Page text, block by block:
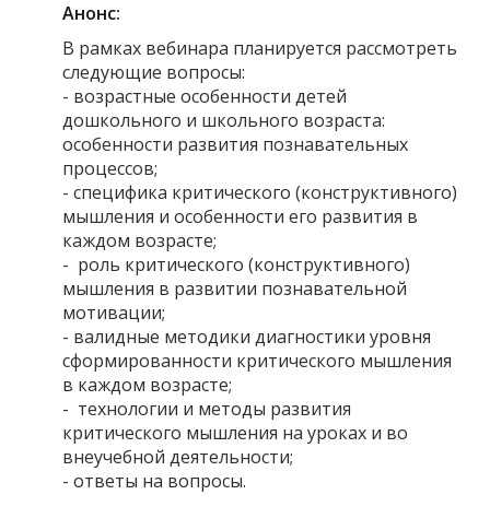
Анонс:
В рамках вебинара планируется рассмотреть
следующие вопросы:
- возрастные особенности детей
дошкольного и школьного возраста:
особенности развития познавательных
процессов;
- специфика критического (конструктивного)
мышления и особенности его развития в
каждом возрасте;
- роль критического (конструктивного)
мышления в развитии познавательной
мотивации;
- валидные методики диагностики уровня
сформированности критического мышления
в каждом возрасте;
- технологии и методы развития
критического мышления на уроках и во
внеучебной деятельности;
- ответы на вопросы.